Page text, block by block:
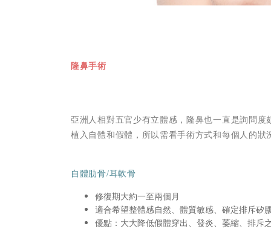
隆鼻手術
亞洲人相對五官少有立體感，隆鼻也一直是詢問
植入自體和假體，所以需看手術方式和每個人的狀
自體肋骨/耳軟骨
修復期大約一至兩個月
適合希望整體感自然、體質敏感、確定排斥矽
優點：大大降低假體穿出、發炎、萎縮、排斥